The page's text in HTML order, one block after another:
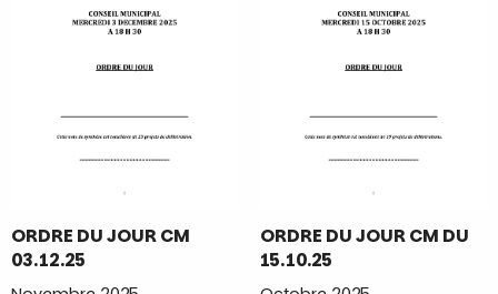
ORDRE DU JOUR CM
03.12.25
ORDRE DU JOUR CM DU
15.10.25